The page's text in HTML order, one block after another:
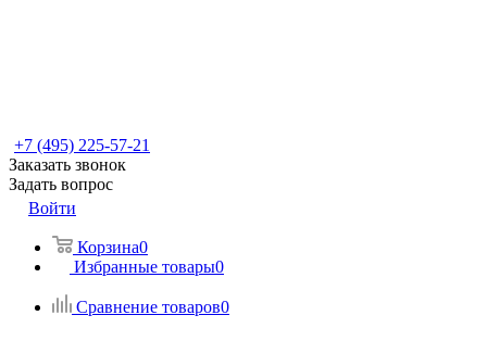
+7 (495) 225-57-21
Заказать звонок
Задать вопрос
Войти
Корзина0
Избранные товары0
Сравнение товаров0